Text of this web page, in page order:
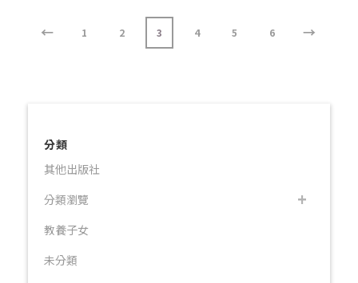
← 1 2 3 4 5 6 →
分類
其他出版社
分類瀏覽
教養子女
未分類